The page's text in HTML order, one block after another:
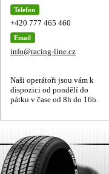
Telefon
+420 777 465 460
Email
info@racing-line.cz
Naši operátoři jsou vám k
dispozici od pondělí do
pátku v čase od 8h do 16h.